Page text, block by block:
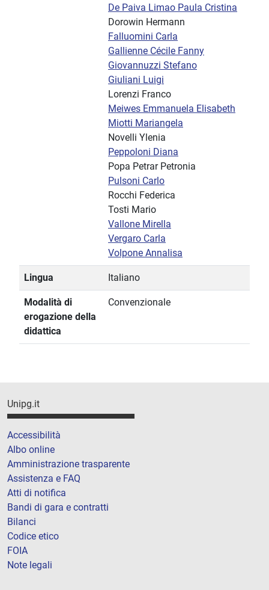
De Paiva Limao Paula Cristina
Dorowin Hermann
Falluomini Carla
Gallienne Cécile Fanny
Giovannuzzi Stefano
Giuliani Luigi
Lorenzi Franco
Meiwes Emmanuela Elisabeth
Miotti Mariangela
Novelli Ylenia
Peppoloni Diana
Popa Petrar Petronia
Pulsoni Carlo
Rocchi Federica
Tosti Mario
Vallone Mirella
Vergaro Carla
Volpone Annalisa
Lingua Italiano
Modalità di
erogazione della
didattica
Convenzionale
Unipg.it
Accessibilità
Albo online
Amministrazione trasparente
Assistenza e FAQ
Atti di notifica
Bandi di gara e contratti
Bilanci
Codice etico
FOIA
Note legali